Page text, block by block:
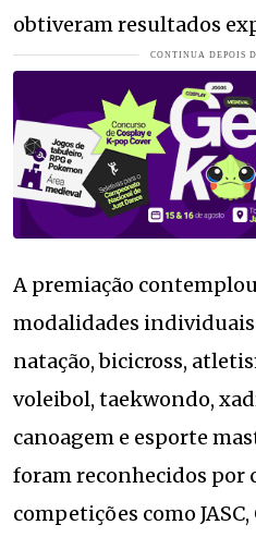
obtiveram resultados
A premiação
modalidades individuais
natação, bicicross,
voleibol, taekwondo,
canoagem e esporte
foram reconhecidos por
competições como JASC,